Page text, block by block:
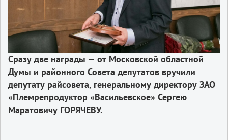
Сразу две награды — от Московской областной
Думы и районного Совета депутатов вручили
депутату райсовета, генеральному директору ЗАО
«Племрепродуктор «Васильевское» Сергею
Маратовичу ГОРЯЧЕВУ.